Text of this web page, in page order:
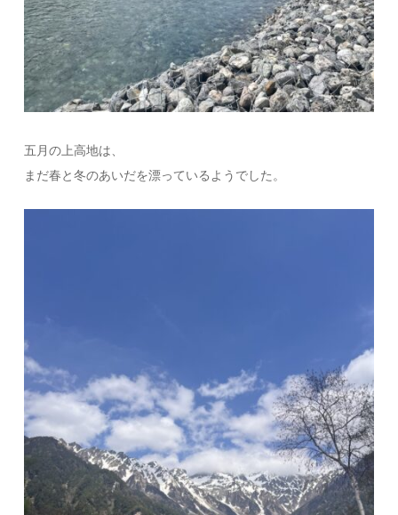
五月の上高地は、
まだ春と冬のあいだを漂っているようでした。